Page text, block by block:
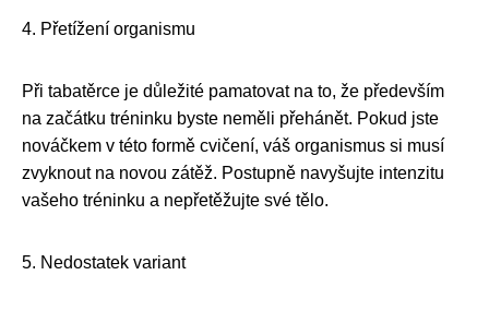
4. Přetížení organismu
Při tabatěrce je důležité pamatovat na to, že především
na začátku tréninku byste neměli přehánět. Pokud jste
nováčkem v této formě cvičení, váš organismus si musí
zvyknout na novou zátěž. Postupně navyšujte intenzitu
vašeho tréninku a nepřetěžujte své tělo.
5. Nedostatek variant